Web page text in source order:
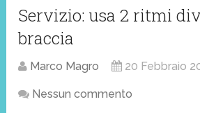
Servizio: usa 2 ritmi
braccia
Marco Magro 20 Febbraio
Nessun commento